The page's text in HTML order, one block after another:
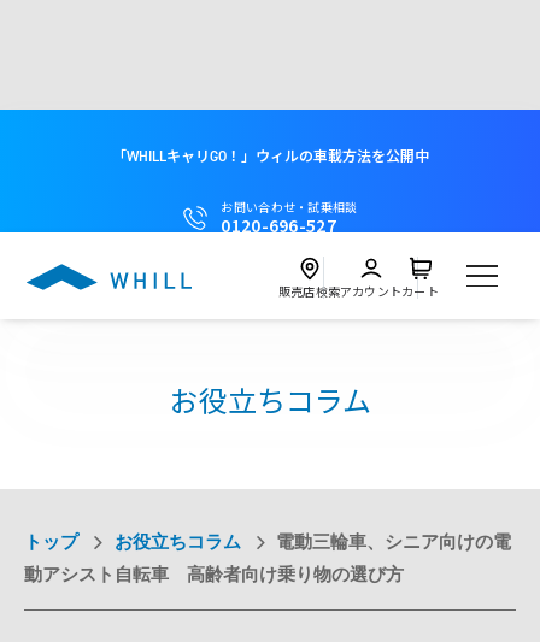
「WHILLキャリGO！」ウィルの車載方法を公開中
お問い合わせ・試乗相談
0120-696-527
Model F
試乗会を探す
試乗予約フォーム
介護保険利用を検討
レンタル
レンタルサービス一覧から探す
用途別に探すオンラインストア
販売店検索アカウントカート
お役立ちコラム
トップ お役立ちコラム
電動三輪車、シニア向けの電
動アシスト自転車 高齢者向け乗り物の選び方